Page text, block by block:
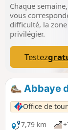
Chaque
vous
difficulté, la
privilégier.
Testez
Abbaye
Office de
7,79 km